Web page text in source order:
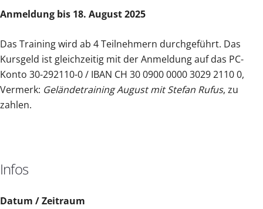
Anmeldung bis 18. August 2025
Das Training wird ab 4 Teilnehmern durchgeführt. Das
Kursgeld ist gleichzeitig mit der Anmeldung auf das PC-
Konto 30-292110-0 / IBAN CH 30 0900 0000 3029 2110 0,
Vermerk: Geländetraining August mit Stefan Rufus, zu
zahlen.
Infos
Datum / Zeitraum